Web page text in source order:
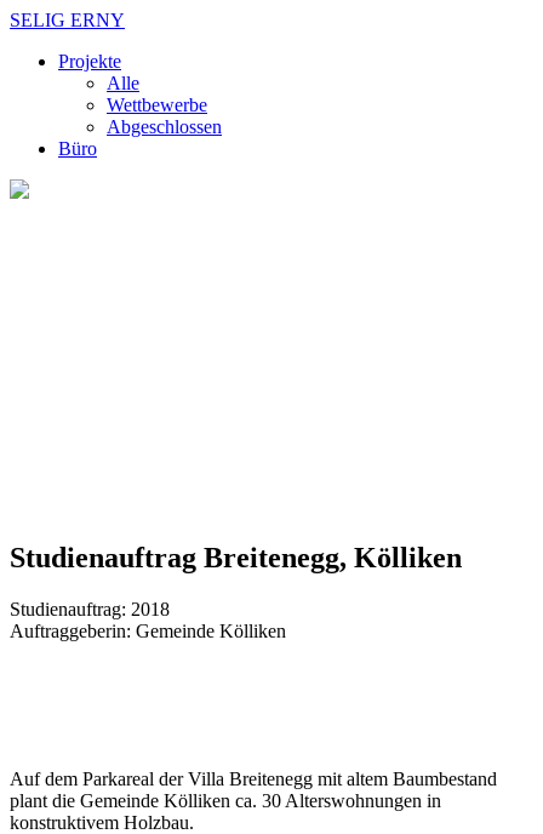
SELIG ERNY
Projekte
Alle
Wettbewerbe
Abgeschlossen
Büro
Studienauftrag Breitenegg, Kölliken
Studienauftrag: 2018
Auftraggeberin: Gemeinde Kölliken
Auf dem Parkareal der Villa Breitenegg mit altem Baumbestand
plant die Gemeinde Kölliken ca. 30 Alterswohnungen in
konstruktivem Holzbau.